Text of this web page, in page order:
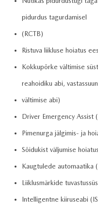
pidurdus tagurdamisel
(RCTB)
Ristuva liikluse hoiatus
Kokkupõrke vältimise
reahoidiku abi,
vältimise abi)
Driver Emergency Assist
Pimenurga jälgimis- ja
Sõidukist väljumise
Kaugtulede automaatika
Liiklusmärkide
Intelligentne kiiruseabi